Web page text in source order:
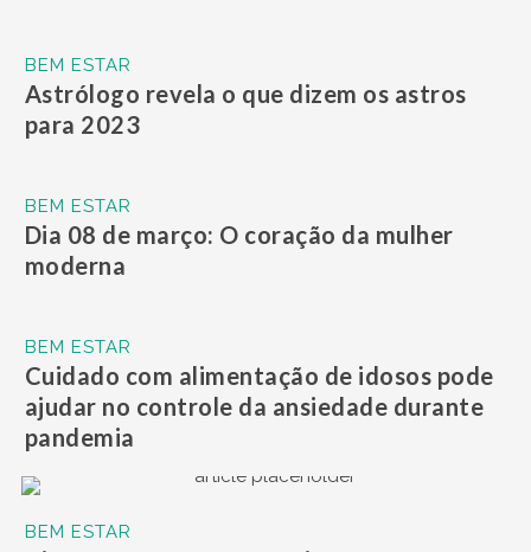
BEM ESTAR
Astrólogo revela o que dizem os astros
para 2023
BEM ESTAR
Dia 08 de março: O coração da mulher
moderna
BEM ESTAR
Cuidado com alimentação de idosos pode
ajudar no controle da ansiedade durante
pandemia
BEM ESTAR